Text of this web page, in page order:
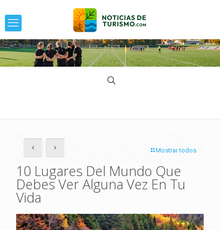
Mostrar todos
10 Lugares Del Mundo Que
Debes Ver Alguna Vez En Tu
Vida